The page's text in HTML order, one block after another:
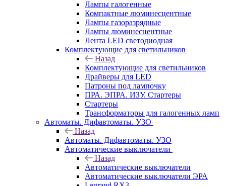
Лампы галогенные
Компактные люминесцентные
Лампы газоразрядные
Лампы люминесцентные
Лента LED светодиодная
Комплектующие для светильников
Назад
Комплектующие для светильников
Драйверы для LED
Патроны под лампочку
ПРА. ЭПРА. ИЗУ. Стартеры
Стартеры
Трансформаторы для галогенных ламп
Автоматы. Дифавтоматы. УЗО
Назад
Автоматы. Дифавтоматы. УЗО
Автоматические выключатели
Назад
Автоматические выключатели
Автоматические выключатели ЭРА